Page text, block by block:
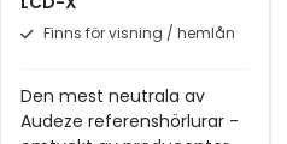
Finns för visning / hemlån
Den mest neutrala av
Audeze referenshörlurar -